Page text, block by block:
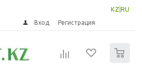
KZ RU
Вход Регистрация